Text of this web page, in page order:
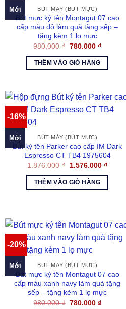
Mới BÚT MÁY (BÚT MỰC)
Bút mực ký tên Montagut 07 cao
cấp màu đỏ làm quà tặng sếp –
tặng kèm 1 lọ mực
980.000₫ Giá
là:
980.000 ₫.
780.000 ₫Giá
THÊM VÀO GIỎ HÀNG
-16%
Mới BÚT MÁY (BÚT MỰC)
Bút ký tên Parker cao cấp IM Dark
Espresso CT TB4 1975604
1.876.000₫ Giá
là:
1.876.000 ₫.
1.576.000 ₫Giá
THÊM VÀO GIỎ HÀNG
-20%
Mới BÚT MÁY (BÚT MỰC)
Bút mực ký tên Montagut 07 cao
cấp màu xanh navy làm quà tặng
sếp – tặng kèm 1 lọ mực
980.000₫ Giá
780.000 ₫Giá